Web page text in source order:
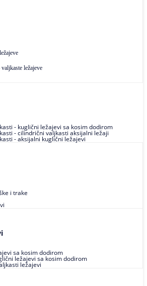
ležajeve
- kuglični ležajevi sa kosim dodirom
- cilindrični valjkasti aksijalni ležaji
- aksijalni kuglični ležajevi
i trake
sa kosim dodirom
ležajevi sa kosim dodirom
ležajevi